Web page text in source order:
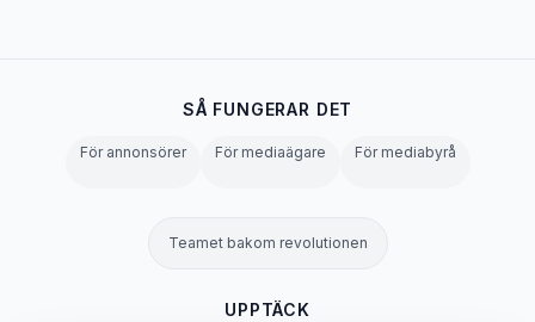
SÅ FUNGERAR DET
För annonsörer För mediaägare För mediabyrå
Teamet bakom revolutionen
UPPTÄCK